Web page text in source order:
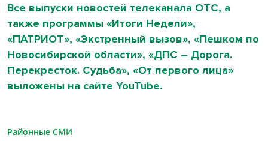
Все выпуски новостей телеканала ОТС, а
также программы «Итоги Недели»,
«ПАТРИОТ», «Экстренный вызов», «Пешком по
Новосибирской области», «ДПС – Дорога.
Перекресток. Судьба», «От первого лица»
выложены на сайте YouTube.
Районные СМИ